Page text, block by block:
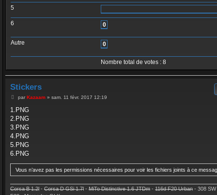
5
6 0
Autre 0
Nombre total de votes : 8
Stickers
M
s
a
g
par Kazaam» sam. 11 févr. 2017 12:19
1.PNG
2.PNG
3.PNG
4.PNG
5.PNG
6.PNG
Vous n’avez pas les permissions nécessaires pour voir les fichiers joints à ce
Corsa B 1.2l - Corsa D GSi 1.7l - MiTo Distinctive 1.6 JTDm - 116d F20 Urban - 308